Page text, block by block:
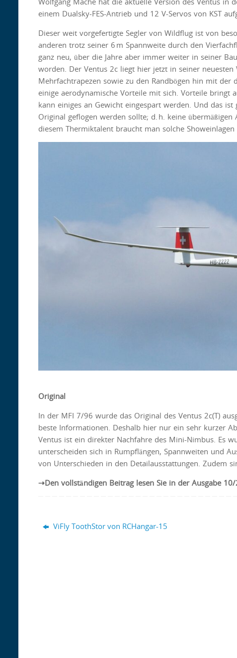
einem Dualsky-FES-Antrieb und 12 V-Servos von KST
Dieser weit vorgefertigte Segler von Wildflug ist von
anderen trotz seiner 6 m Spannweite durch den
ganz neu, über die Jahre aber immer weiter in seiner
worden. Der Ventus 2c liegt hier jetzt in seiner
Mehrfachtrapezen sowie zu den Randbögen hin mit
einige aerodynamische Vorteile mit sich. Vorteile bringt
kann einiges an Gewicht eingespart werden. Und das
Original geflogen werden sollte; d. h. keine
diesem Thermiktalent braucht man solche
Original
In der MFI 7/96 wurde das Original des Ventus 2c(T)
beste Informationen. Deshalb hier nur ein sehr kurzer
Ventus ist ein direkter Nachfahre des Mini-Nimbus. Es
unterscheiden sich in Rumpflängen, Spannweiten und
von Unterschieden in den Detailausstattungen. Zudem
⇢Den vollständigen Beitrag lesen Sie in der Ausgabe
ViFly ToothStor von RCHangar-15